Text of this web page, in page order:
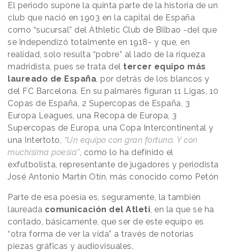
El periodo supone la quinta parte de la historia de un
club que nació en 1903 en la capital de España
como “sucursal” del Athletic Club de Bilbao -del que
se independizó totalmente en 1918- y que, en
realidad, solo resulta “pobre” al lado de la riqueza
madridista, pues se trata del tercer equipo más
laureado de España, por detrás de los blancos y
del FC Barcelona. En su palmarés figuran 11 Ligas, 10
Copas de España, 2 Supercopas de España, 3
Europa Leagues, una Recopa de Europa, 3
Supercopas de Europa, una Copa Intercontinental y
una Intertoto, “Un equipo con gran fortuna. Y con
muchísima poesía”, como lo ha definido el
exfutbolista, representante de jugadores y periodista
José Antonio Martín Otín, más conocido como Petón
Parte de esa poesía es, seguramente, la también
laureada comunicación del Atleti, en la que se ha
contado, básicamente, que ser de este equipo es
“otra forma de ver la vida” a través de notorias
piezas gráficas y audiovisuales.